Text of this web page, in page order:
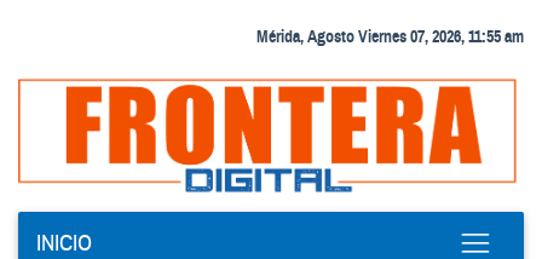
Mérida, Agosto Viernes 07, 2026, 11:55 am
INICIO